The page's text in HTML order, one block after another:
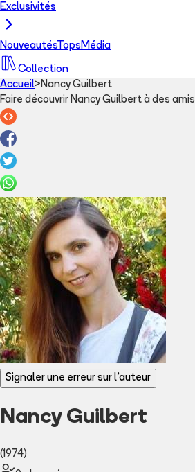
Exclusivités
NouveautésTops Média
Collection
Accueil> Nancy Guilbert
Faire découvrir Nancy Guilbert à des amis
Signaler une erreur sur l'auteur
Nancy Guilbert
(1974)